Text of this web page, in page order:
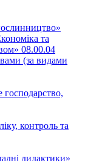
та
08.00.04
(за видами
господарство,
контроль та
дидактики»